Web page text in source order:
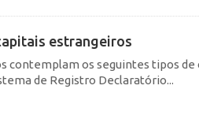
estrangeiros
contemplam os seguintes tipos de
de Registro Declaratório...